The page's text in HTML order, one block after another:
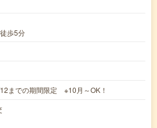
歩5分
までの期間限定 ※10月～OK！